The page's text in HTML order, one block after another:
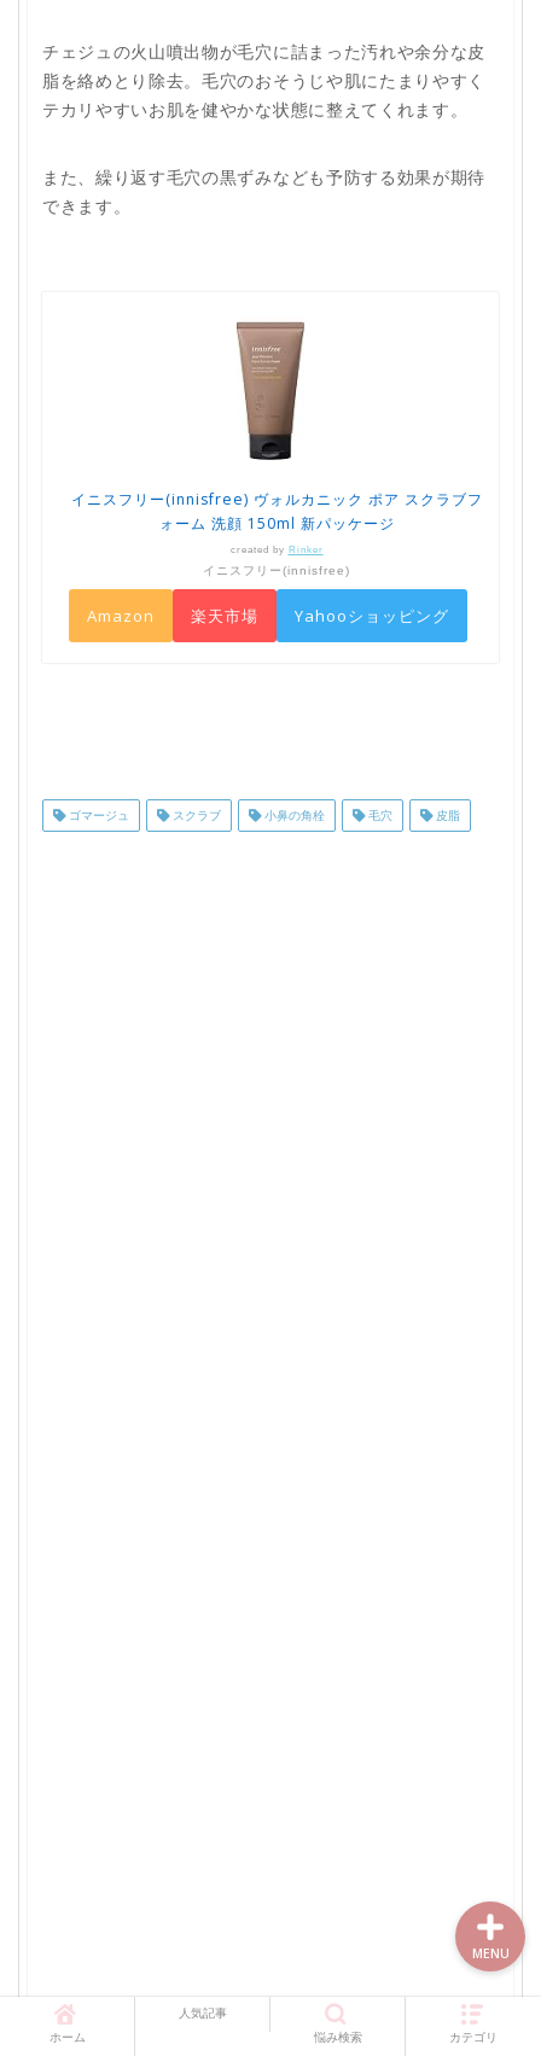
チェジュの火山噴出物が毛穴に詰まった汚れや余分な皮
脂を絡めとり除去。毛穴のおそうじや肌にたまりやすく
テカリやすいお肌を健やかな状態に整えてくれます。
また、繰り返す毛穴の黒ずみなども予防する効果が期待
できます。
イニスフリー(innisfree) ヴォルカニック ポア スクラブフ
ォーム 洗顔 150ml 新パッケージ
created by Rinker
イニスフリー(innisfree)
Amazon 楽天市場 Yahooショッピング
ゴマージュ スクラブ 小鼻の角栓 毛穴 皮脂
ホーム
人気記事
悩み検索
カテゴリ
MENU